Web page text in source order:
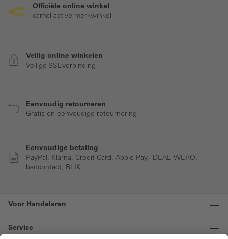
Officiële online winkel
camel active merkwinkel
Veilig online winkelen
Veilige SSL-verbinding
Eenvoudig retourneren
Gratis en eenvoudige retournering
Eenvoudige betaling
PayPal, Klarna, Credit Card, Apple Pay, iDEAL| WERO,
bancontact, BLIK
Voor Handelaren
Service